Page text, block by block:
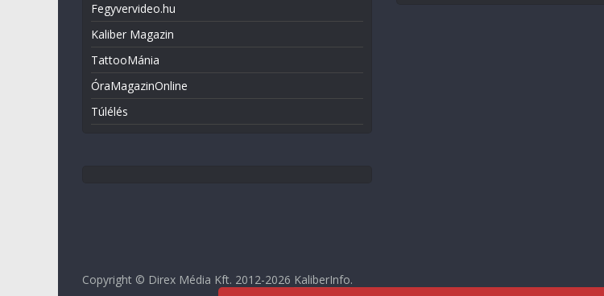
Fegyvervideo.hu
Kaliber Magazin
TattooMánia
ÓraMagazinOnline
Túlélés
Copyright © Direx Média Kft. 2012-2026 KaliberInfo.